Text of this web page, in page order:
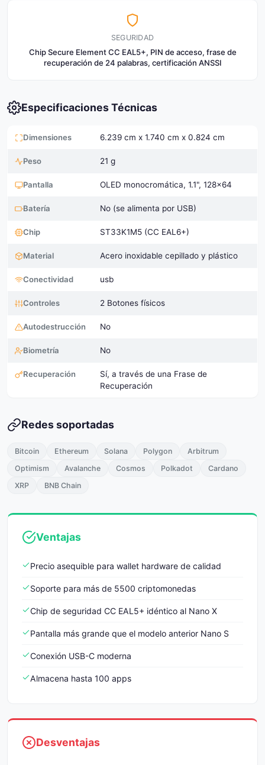
SEGURIDAD
Chip Secure Element CC EAL5+, PIN de acceso, frase de
recuperación de 24 palabras, certificación ANSSI
Especificaciones Técnicas
Dimensiones 6.239 cm x 1.740 cm x 0.824 cm
Peso 21 g
Pantalla OLED monocromática, 1.1", 128x64
Batería No (se alimenta por USB)
Chip ST33K1M5 (CC EAL6+)
Material Acero inoxidable cepillado y plástico
Conectividad usb
Controles 2 Botones físicos
Autodestrucción No
Biometría No
Recuperación
Sí, a través de una Frase de
Recuperación
Redes soportadas
Bitcoin Ethereum Solana Polygon
Arbitrum
Optimism
Avalanche Cosmos Polkadot
Cardano
XRP
BNB Chain
Ventajas
Precio asequible para wallet hardware de calidad
Soporte para más de 5500 criptomonedas
Chip de seguridad CC EAL5+ idéntico al Nano X
Pantalla más grande que el modelo anterior Nano S
Conexión USB-C moderna
Almacena hasta 100 apps
Desventajas